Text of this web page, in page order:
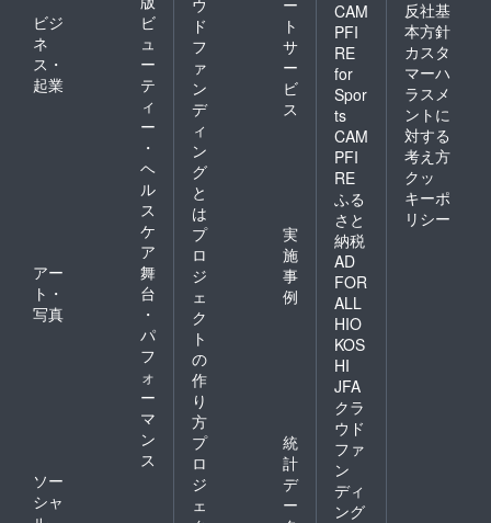
ビジ
ネ
ス・
起業
ビ
ュ
ー
テ
ィ
ー
・
ヘ
ル
ス
ケ
ア
アー
ト・
写真
舞
台
・
パ
フ
ォ
ー
マ
ン
ス
ソー
シャ
ウ
ド
フ
ァ
ン
デ
ィ
ン
グ
と
は
ー
ト
サ
ー
ビ
ス
プ
ロ
ジ
ェ
ク
ト
の
作
り
方
実
施
事
例
プ
ロ
ジ
ェ
統
計
デ
ー
CAM
PFI
RE
for
Spor
ts
CAM
PFI
RE
ふる
さと
納税
AD
FOR
ALL
HIO
KOS
HI
JFA
クラ
ウド
ファ
ン
ディ
ング
反社基
本方針
カスタ
マーハ
ラスメ
ントに
対する
考え方
クッ
キーポ
リシー